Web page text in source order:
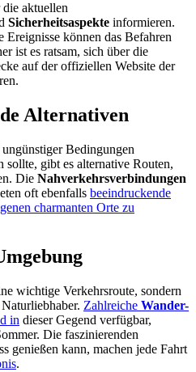
die aktuellen
Sicherheitsaspekte informieren.
Ereignisse können das Befahren
ist es ratsam, sich über die
auf der offiziellen Website der
Alternativen
Bedingungen
sollte, gibt es alternative Routen,
Die Nahverkehrsverbindungen
oft ebenfalls beeindruckende
charmanten Orte zu
wichtige Verkehrsroute, sondern
Zahlreiche Wander-
in dieser Gegend verfügbar,
Die faszinierenden
genießen kann, machen jede Fahrt
.